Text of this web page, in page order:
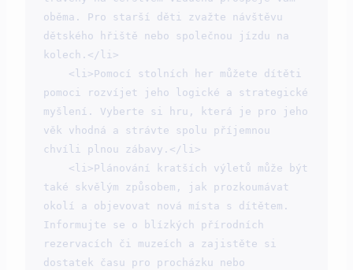
oběma. Pro starší děti zvažte návštěvu
dětského hřiště nebo společnou jízdu na
kolech.</li>
pomoci rozvíjet jeho logické a strategické
myšlení. Vyberte si hru, která je pro jeho
věk vhodná a strávte spolu příjemnou
chvíli plnou zábavy.</li>
také skvělým způsobem, jak prozkoumávat
okolí a objevovat nová místa s dítětem.
Informujte se o blízkých přírodních
rezervacích či muzeích a zajistěte si
dostatek času pro procházku nebo